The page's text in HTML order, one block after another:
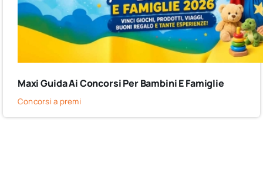
Maxi Guida Ai Concorsi Per Bambini E Famiglie
Concorsi a premi